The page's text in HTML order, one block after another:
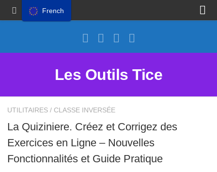
Les Outils Tice
UTILITAIRES / CLASSE INVERSÉE
La Quiziniere. Créez et Corrigez des
Exercices en Ligne – Nouvelles
Fonctionnalités et Guide Pratique
French